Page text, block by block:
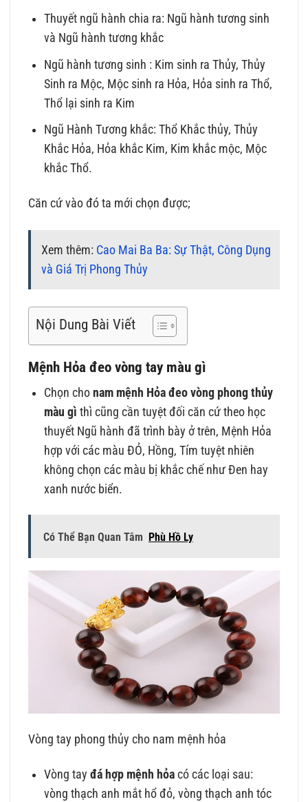
Thuyết ngũ hành chia ra: Ngũ hành tương sinh
và Ngũ hành tương khắc
Ngũ hành tương sinh : Kim sinh ra Thủy, Thủy
Sinh ra Mộc, Mộc sinh ra Hỏa, Hỏa sinh ra Thổ,
Thổ lại sinh ra Kim
Ngũ Hành Tương khắc: Thổ Khắc thủy, Thủy
Khắc Hỏa, Hỏa khắc Kim, Kim khắc mộc, Mộc
khắc Thổ.
Căn cứ vào đó ta mới chọn được;
Xem thêm: Cao Mai Ba Ba: Sự Thật, Công Dụng
và Giá Trị Phong Thủy
Nội Dung Bài Viết
Mệnh Hỏa đeo vòng tay màu gì
Chọn chonam mệnh Hỏa đeo vòng phong thủy
màu gì thì cũng cần tuyệt đối căn cứ theo học
thuyết Ngũ hành đã trình bày ở trên, Mệnh Hỏa
hợp với các màu ĐỎ, Hồng, Tím tuyệt nhiên
không chọn các màu bị khắc chế như Đen hay
xanh nước biển.
Có Thể Bạn Quan Tâm Phù Hồ Ly
Vòng tay phong thủy cho nam mệnh hỏa
Vòng tayđá hợp mệnh hỏa có các loại sau:
vòng thạch anh mắt hổ đỏ, vòng thạch anh tóc